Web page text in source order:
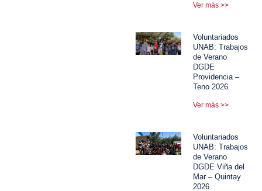
Ver más >>
Voluntariados
UNAB: Trabajos
de Verano
DGDE
Providencia –
Teno 2026
Ver más >>
Voluntariados
UNAB: Trabajos
de Verano
DGDE Viña del
Mar – Quintay
2026